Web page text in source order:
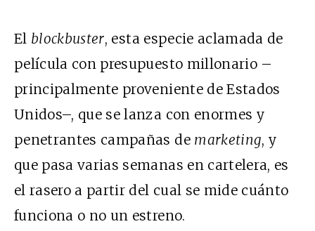
El blockbuster, esta especie aclamada de
película con presupuesto millonario –
principalmente proveniente de Estados
Unidos–, que se lanza con enormes y
penetrantes campañas de marketing, y
que pasa varias semanas en cartelera, es
el rasero a partir del cual se mide cuánto
funciona o no un estreno.